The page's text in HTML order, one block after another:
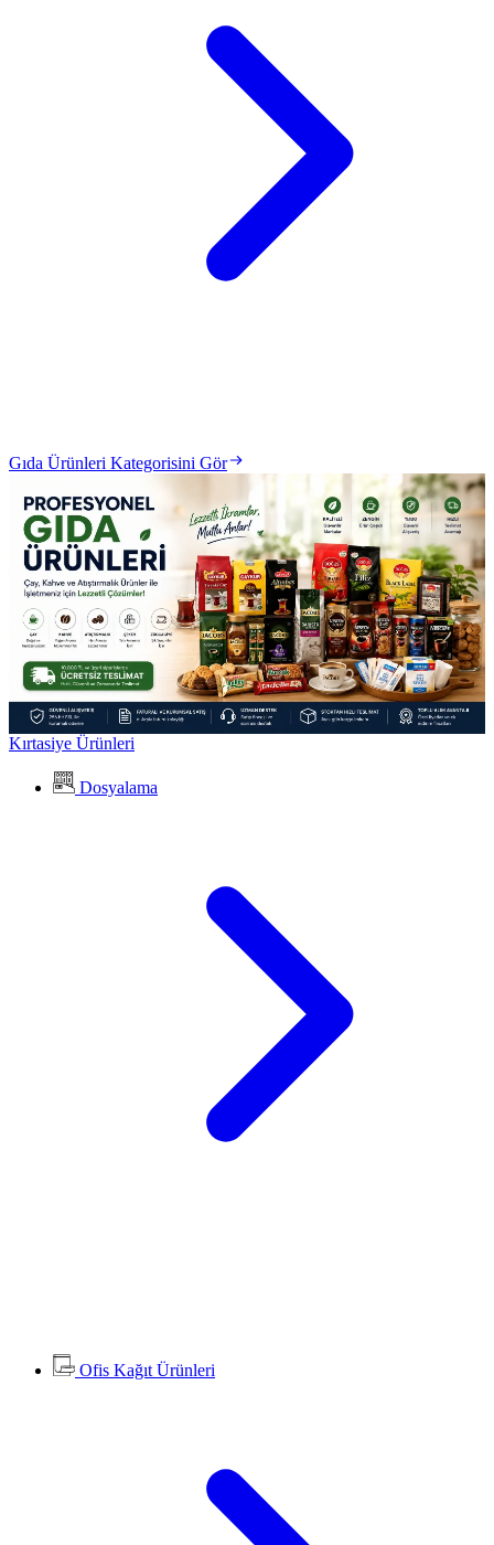
Gıda Ürünleri Kategorisini Gör
Kırtasiye Ürünleri
Dosyalama
Ofis Kağıt Ürünleri